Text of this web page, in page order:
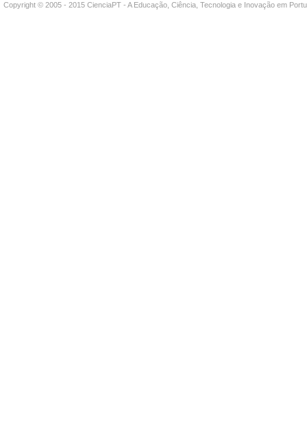
Copyright © 2005 - 2015 CienciaPT - A Educação, Ciência, Tecnologia e Inovação em